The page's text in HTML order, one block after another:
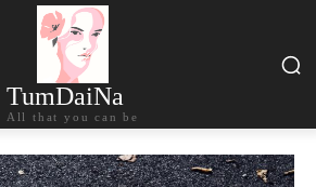
TumDaiNa
All that you can be